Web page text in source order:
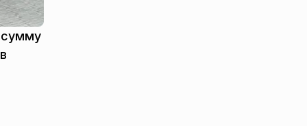
сумму